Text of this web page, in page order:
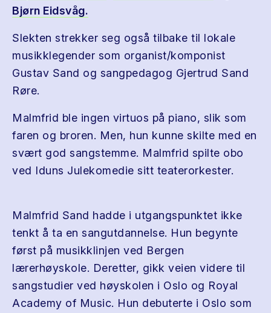
Bjørn Eidsvåg.
Slekten strekker seg også tilbake til lokale
musikklegender som organist/komponist
Gustav Sand og sangpedagog Gjertrud Sand
Røre.
Malmfrid ble ingen virtuos på piano, slik som
faren og broren. Men, hun kunne skilte med en
svært god sangstemme. Malmfrid spilte obo
ved Iduns Julekomedie sitt teaterorkester.
Malmfrid Sand hadde i utgangspunktet ikke
tenkt å ta en sangutdannelse. Hun begynte
først på musikklinjen ved Bergen
lærerhøyskole. Deretter, gikk veien videre til
sangstudier ved høyskolen i Oslo og Royal
Academy of Music. Hun debuterte i Oslo som